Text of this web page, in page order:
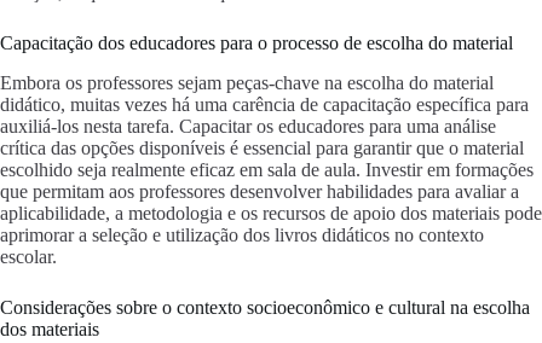
Capacitação dos educadores para o processo de escolha do material
Embora os professores sejam peças-chave na escolha do material
didático, muitas vezes há uma carência de capacitação específica para
auxiliá-los nesta tarefa. Capacitar os educadores para uma análise
crítica das opções disponíveis é essencial para garantir que o material
escolhido seja realmente eficaz em sala de aula. Investir em formações
que permitam aos professores desenvolver habilidades para avaliar a
aplicabilidade, a metodologia e os recursos de apoio dos materiais pode
aprimorar a seleção e utilização dos livros didáticos no contexto
escolar.
Considerações sobre o contexto socioeconômico e cultural na escolha
dos materiais